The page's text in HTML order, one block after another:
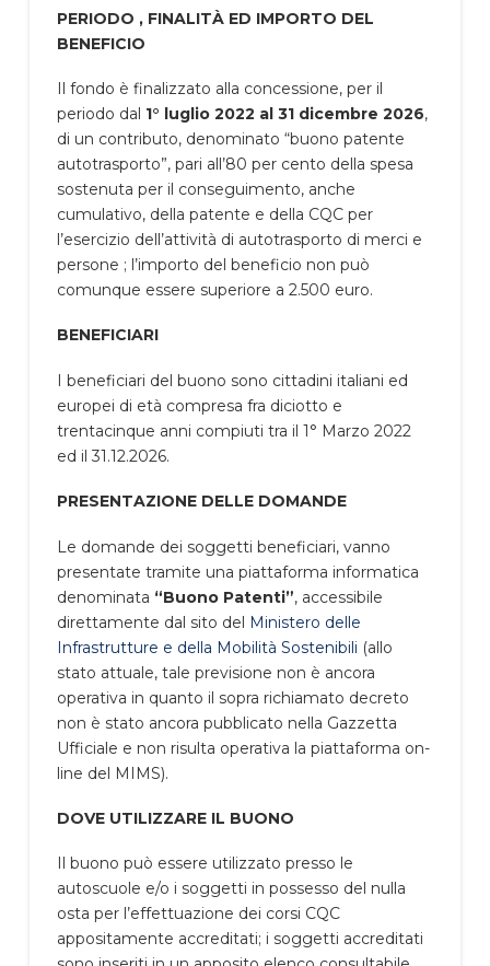
PERIODO , FINALITÀ ED IMPORTO DEL
BENEFICIO
Il fondo è finalizzato alla concessione, per il
periodo dal 1° luglio 2022 al 31 dicembre 2026,
di un contributo, denominato “buono patente
autotrasporto”, pari all’80 per cento della spesa
sostenuta per il conseguimento, anche
cumulativo, della patente e della CQC per
l’esercizio dell’attività di autotrasporto di merci e
persone ; l’importo del beneficio non può
comunque essere superiore a 2.500 euro.
BENEFICIARI
I beneficiari del buono sono cittadini italiani ed
europei di età compresa fra diciotto e
trentacinque anni compiuti tra il 1° Marzo 2022
ed il 31.12.2026.
PRESENTAZIONE DELLE DOMANDE
Le domande dei soggetti beneficiari, vanno
presentate tramite una piattaforma informatica
denominata “Buono Patenti”, accessibile
direttamente dal sito del Ministero delle
Infrastrutture e della Mobilità Sostenibili (allo
stato attuale, tale previsione non è ancora
operativa in quanto il sopra richiamato decreto
non è stato ancora pubblicato nella Gazzetta
Ufficiale e non risulta operativa la piattaforma on-
line del MIMS).
DOVE UTILIZZARE IL BUONO
Il buono può essere utilizzato presso le
autoscuole e/o i soggetti in possesso del nulla
osta per l’effettuazione dei corsi CQC
appositamente accreditati; i soggetti accreditati